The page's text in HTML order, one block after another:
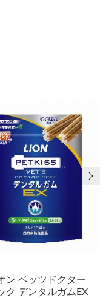
ン ベッツドクター
ク デンタルガムEX
次